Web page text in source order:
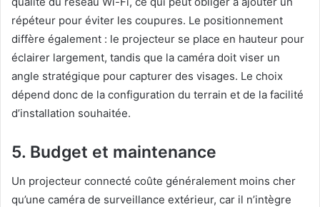
répéteur pour éviter les coupures. Le positionnement
diffère également : le projecteur se place en hauteur pour
éclairer largement, tandis que la caméra doit viser un
angle stratégique pour capturer des visages. Le choix
dépend donc de la configuration du terrain et de la facilité
d’installation souhaitée.
5. Budget et maintenance
Un projecteur connecté coûte généralement moins cher
qu’une caméra de surveillance extérieur, car il n’intègre